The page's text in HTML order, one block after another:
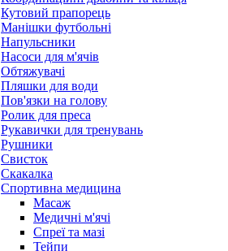
Кутовий прапорець
Манішки футбольні
Напульсники
Насоси для м'ячів
Обтяжувачі
Пляшки для води
Пов'язки на голову
Ролик для преса
Рукавички для тренувань
Рушники
Свисток
Скакалка
Спортивна медицина
Масаж
Медичні м'ячі
Спреї та мазі
Тейпи